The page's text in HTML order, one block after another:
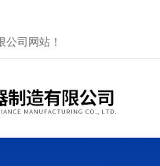
司网站！